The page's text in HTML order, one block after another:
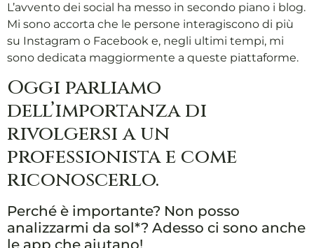
L’avvento dei social ha messo in secondo piano i blog.
Mi sono accorta che le persone interagiscono di più
su Instagram o Facebook e, negli ultimi tempi, mi
sono dedicata maggiormente a queste piattaforme.
Oggi parliamo
dell’importanza di
rivolgersi a un
professionista e come
riconoscerlo.
Perché è importante? Non posso
analizzarmi da sol*? Adesso ci sono anche
le app che aiutano!